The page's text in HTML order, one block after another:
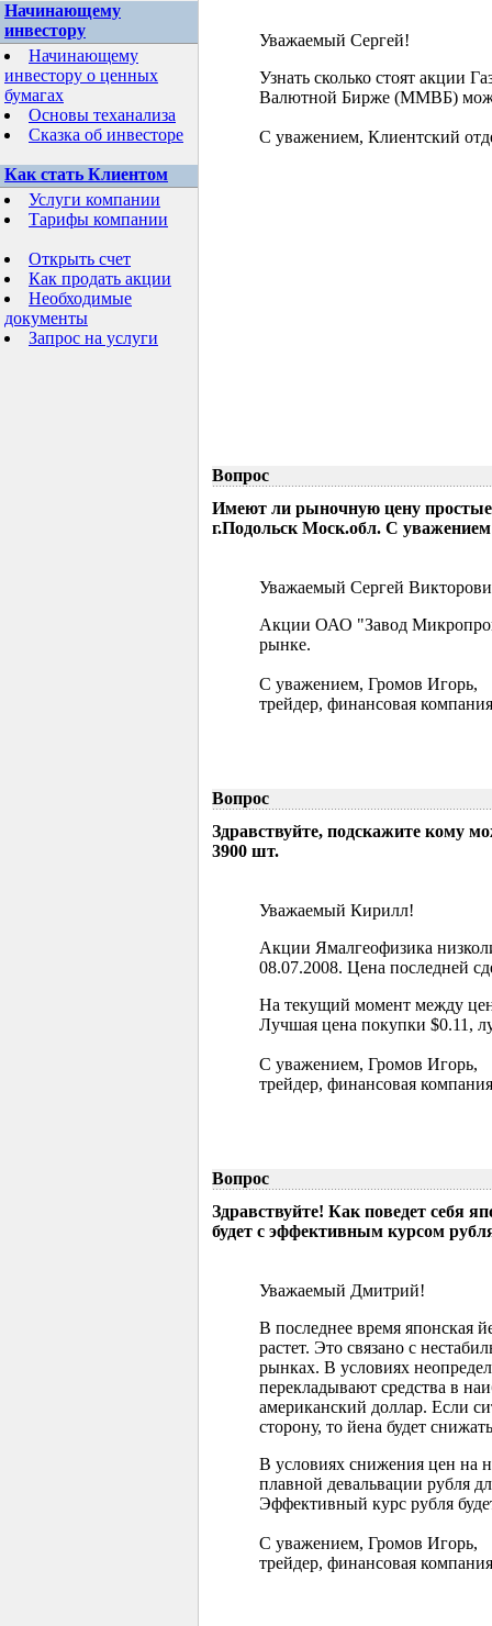
Начинающему
инвестору
Начинающему
инвестору о ценных
бумагах
Основы теханализа
Сказка об инвесторе
Как стать Клиентом
Услуги компании
Тарифы компании
Открыть счет
Как продать акции
Необходимые
документы
Запрос на услуги
Уважаемый Сергей!
Узнать сколько стоят акции
Валютной Бирже (ММВБ)
С уважением, Клиентский
Вопрос
Имеют ли рыночную цену
г.Подольск Моск.обл. С
Уважаемый Сергей
Акции ОАО "Завод
рынке.
С уважением, Громов Игорь,
трейдер, финансовая
Вопрос
Здравствуйте, подскажите кому
3900 шт.
Уважаемый Кирилл!
Акции Ямалгеофизика
08.07.2008. Цена последней
На текущий момент между
Лучшая цена покупки $0.11,
С уважением, Громов Игорь,
трейдер, финансовая
Вопрос
Здравствуйте! Как поведет себя
будет с эффективным курсом
Уважаемый Дмитрий!
В последнее время
растет. Это связано с
рынках. В условиях
перекладывают средства в
американский доллар. Если
сторону, то йена будет
В условиях снижения цен на
плавной девальвации рубля
Эффективный курс рубля
С уважением, Громов Игорь,
трейдер, финансовая